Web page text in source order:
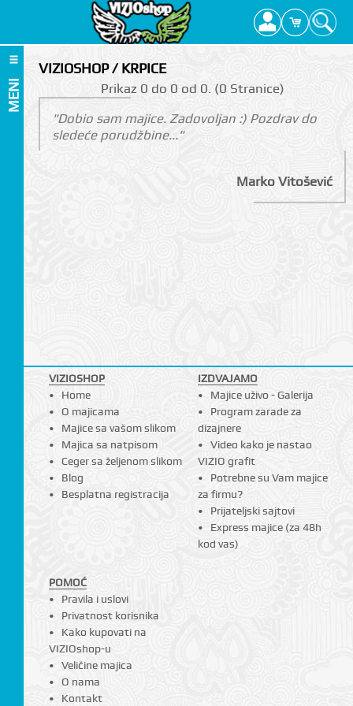
MENI
VIZIOSHOP / KRPICE
Prikаz 0 do 0 оd 0. (0 Strаnicе)
"Dobio sam majice. Zadovoljan :) Pozdrav do
sledeće porudžbine..."
Marko Vitošević
VIZIOSHOP
Home
O majicama
Majice sa vašom slikom
Majica sa natpisom
Ceger sa željenom slikom
Blog
Besplatna registracija
IZDVAJAMO
Majice uživo - Galerija
Program zarade za
dizajnere
Video kako je nastao
VIZIO grafit
Potrebne su Vam majice
za firmu?
Prijateljski sajtovi
Express majice (za 48h
kod vas)
POMOĆ
Pravila i uslovi
Privatnost korisnika
Kako kupovati na
VIZIOshop-u
Veličine majica
O nama
Kontakt